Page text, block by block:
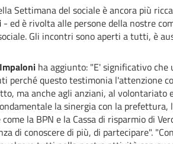
Settimana del sociale è ancora più
- ed è rivolta alle persone della nostre
Gli incontri sono aperti a tutti, è
ha aggiunto: "E' significativo
perché questo testimonia l'attenzione
ma anche agli anziani, al volontariato
la sinergia con la
la BPN e la Cassa di risparmio di
di conoscere di più, di partecipare".